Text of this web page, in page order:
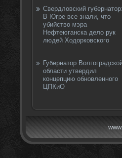
Свердловский губернатор:
В Югре все знали, что
убийство мэра
Нефтеюганска дело рук
людей Ходорковского
Губернатор
области утвердил
концепцию обновленного
ЦПКиО